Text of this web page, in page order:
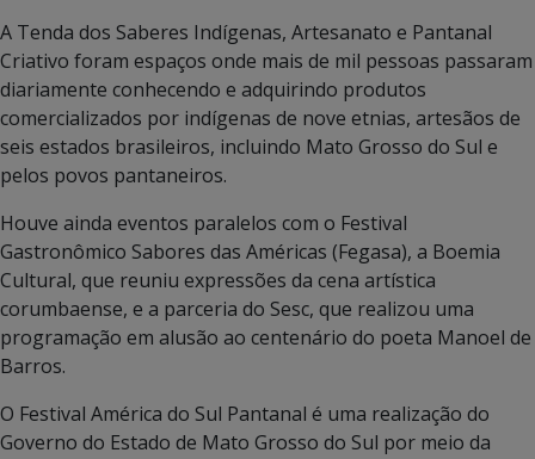
A Tenda dos Saberes Indígenas, Artesanato e Pantanal
Criativo foram espaços onde mais de mil pessoas passaram
diariamente conhecendo e adquirindo produtos
comercializados por indígenas de nove etnias, artesãos de
seis estados brasileiros, incluindo Mato Grosso do Sul e
pelos povos pantaneiros.
Houve ainda eventos paralelos com o Festival
Gastronômico Sabores das Américas (Fegasa), a Boemia
Cultural, que reuniu expressões da cena artística
corumbaense, e a parceria do Sesc, que realizou uma
programação em alusão ao centenário do poeta Manoel de
Barros.
O Festival América do Sul Pantanal é uma realização do
Governo do Estado de Mato Grosso do Sul por meio da